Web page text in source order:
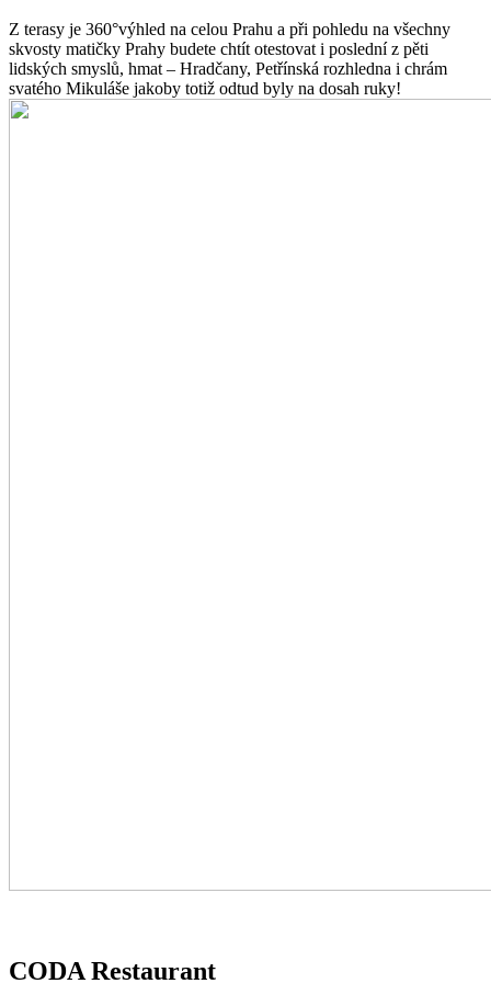
Z terasy je 360°výhled na celou Prahu a při pohledu na všechny
skvosty matičky Prahy budete chtít otestovat i poslední z pěti
lidských smyslů, hmat – Hradčany, Petřínská rozhledna i chrám
svatého Mikuláše jakoby totiž odtud byly na dosah ruky!
CODA Restaurant